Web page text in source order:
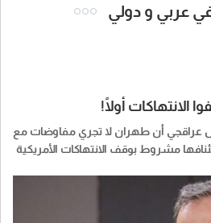
في عربي و دولي
الانتهاكات أولًا!
عراقجي أن طهران لا تجري مفاوضات مع
مشروط بوقف الانتهاكات الأمريكية